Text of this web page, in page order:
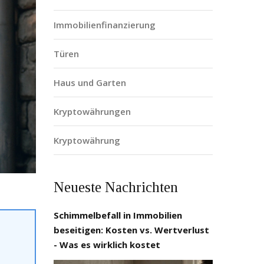
Immobilienfinanzierung
Türen
Haus und Garten
Kryptowährungen
Kryptowährung
Neueste Nachrichten
Schimmelbefall in Immobilien
beseitigen: Kosten vs. Wertverlust
- Was es wirklich kostet